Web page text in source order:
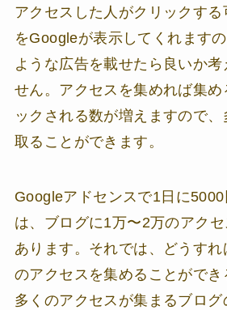
アクセスした人がクリックす
をGoogleが表示してくれます
ような広告を載せたら良いか考
せん。アクセスを集めれば集め
ックされる数が増えますので
取ることができます。
Googleアドセンスで1日に
は、ブログに1万〜2万のアク
あります。それでは、どうす
のアクセスを集めることができ
多くのアクセスが集まるブログ